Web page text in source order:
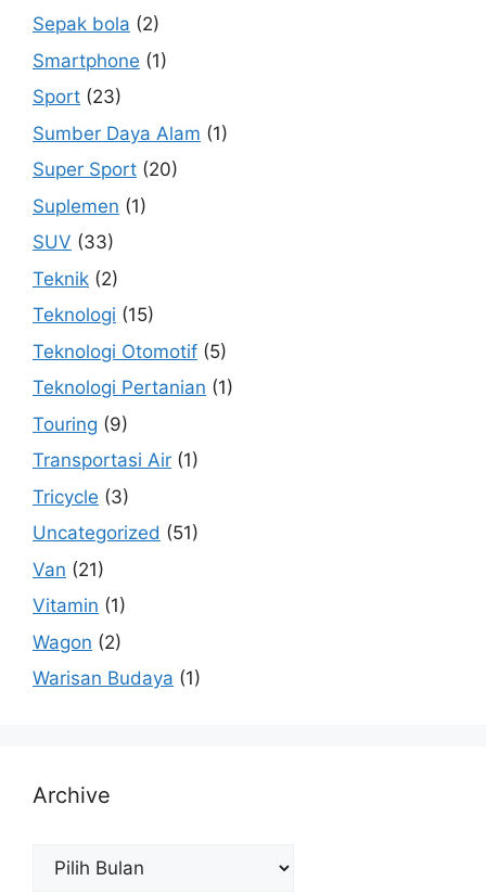
Sepak bola (2)
Smartphone (1)
Sport (23)
Sumber Daya Alam (1)
Super Sport (20)
Suplemen (1)
SUV (33)
Teknik (2)
Teknologi (15)
Teknologi Otomotif (5)
Teknologi Pertanian (1)
Touring (9)
Transportasi Air (1)
Tricycle (3)
Uncategorized (51)
Van (21)
Vitamin (1)
Wagon (2)
Warisan Budaya (1)
Archive
Archive